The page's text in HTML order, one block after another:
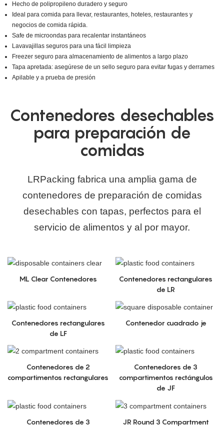
Hecho de polipropileno duradero y seguro
Ideal para comida para llevar, restaurantes, hoteles, restaurantes y
negocios de comida rápida.
Safe de microondas para recalentar instantáneos
Lavavajillas seguros para una fácil limpieza
Freezer seguro para almacenamiento de alimentos a largo plazo
Tapa apretada: asegúrese de un sello seguro para evitar fugas y derrames
Apilable y a prueba de presión
Contenedores desechables
para preparación de
comidas
LRPacking fabrica una amplia gama de
contenedores de preparación de comidas
desechables con tapas, perfectos para el
servicio de alimentos y al por mayor.
ML Clear Contenedores
Contenedores rectangulares
de LR
Contenedores rectangulares
de LF
Contenedor cuadrado je
Contenedores de 2
compartimentos rectangulares
Contenedores de 3
compartimentos rectángulos
de JF
Contenedores de 3
JR Round 3 Compartment